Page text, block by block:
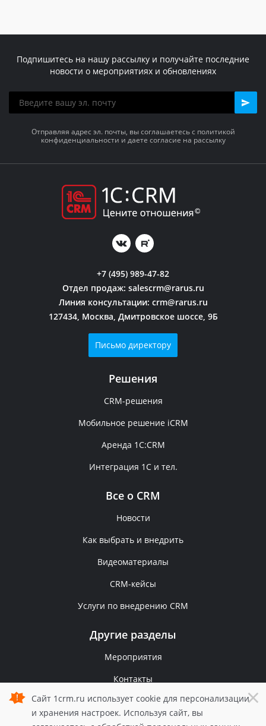
Сайт 1crm.ru использует cookie для персонализации
и хранения настроек. Используя сайт, вы
×
Подпишитесь на нашу рассылку и получайте последние
новости о мероприятиях и обновлениях
Отправляя адрес эл. почты, вы соглашаетесь с политикой
конфиденциальности и даете согласие на рассылку
+7 (495) 989-47-82
Отдел продаж: salescrm@rarus.ru
Линия консультации: crm@rarus.ru
127434, Москва, Дмитровское шоссе, 9Б
Письмо директору
Решения
CRM-решения
Мобильное решение iCRM
Аренда 1C:CRM
Интеграция 1С и тел.
Все о CRM
Новости
Как выбрать и внедрить
Видеоматериалы
CRM-кейсы
Услуги по внедрению CRM
Другие разделы
Мероприятия
Контакты
Политика конфиденциальности
© 2006 — 2026 1С-Рарус.